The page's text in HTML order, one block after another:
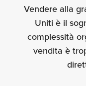
Vendere alla
Uniti è il
complessità
vendita è